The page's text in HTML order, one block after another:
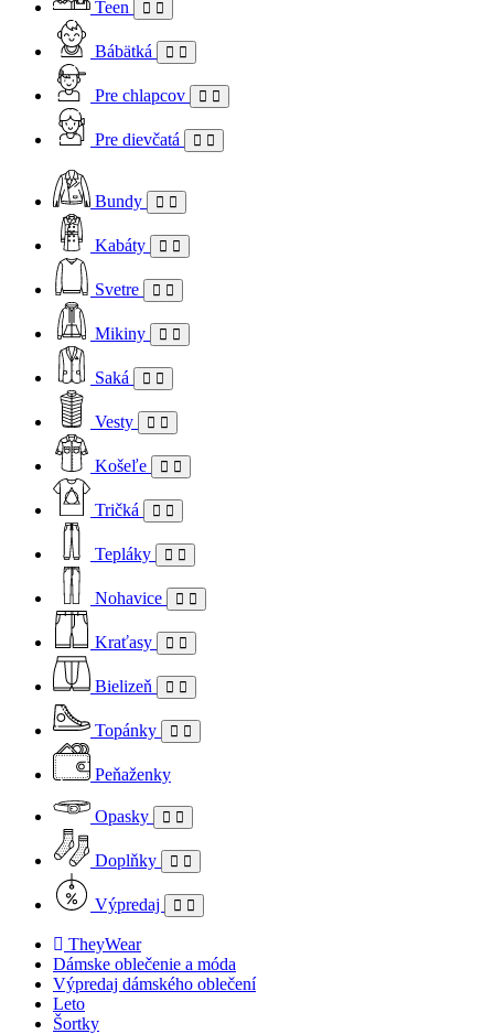
Teen
Bábätká
Pre chlapcov
Pre dievčatá
Bundy
Kabáty
Svetre
Mikiny
Saká
Vesty
Košeľe
Tričká
Tepláky
Nohavice
Kraťasy
Bielizeň
Topánky
Peňaženky
Opasky
Doplňky
Výpredaj
TheyWear
Dámske oblečenie a móda
Výpredaj dámského oblečení
Leto
Šortky